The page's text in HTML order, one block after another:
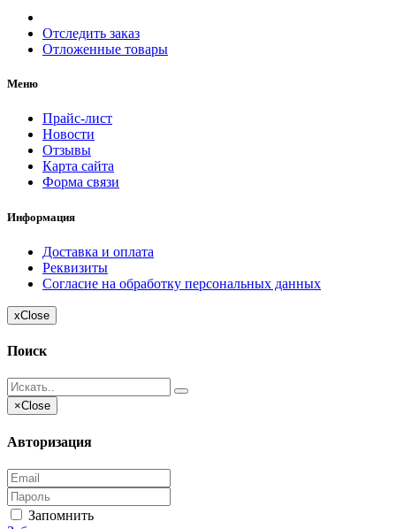
Отследить заказ
Отложенные товары
Меню
Прайс-лист
Новости
Отзывы
Карта сайта
Форма связи
Информация
Доставка и оплата
Реквизиты
Согласие на обработку персональных данных
xClose
Поиск
×Close
Авторизация
Запомнить